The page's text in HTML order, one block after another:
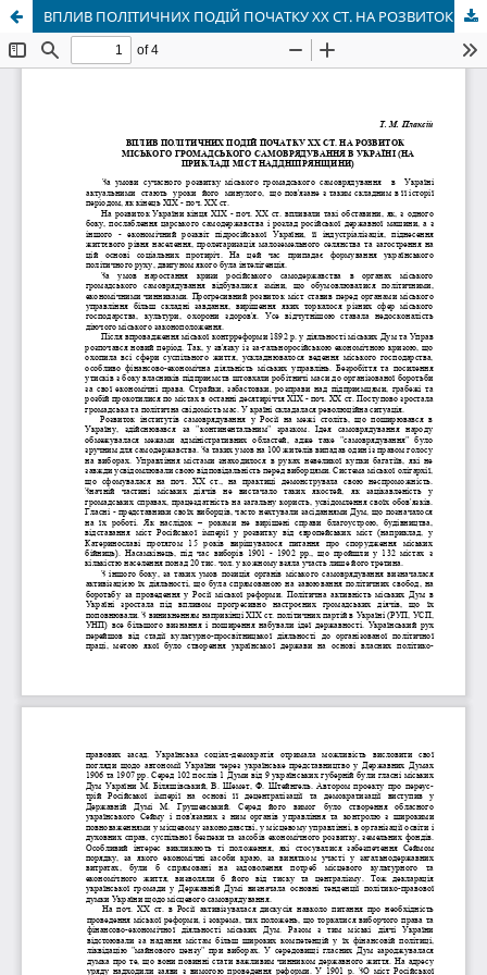
ВПЛИВ ПОЛІТИЧНИХ ПОДІЙ ПОЧАТКУ XX СТ. НА РОЗВИТОК МІСЬКОГО ГРОМАДСЬКОГО САМОВРЯДУВАННЯ В УКРАЇНІ (НА ПРИКЛАДІ МІСТ НАДДНІПРЯНЩИНИ)